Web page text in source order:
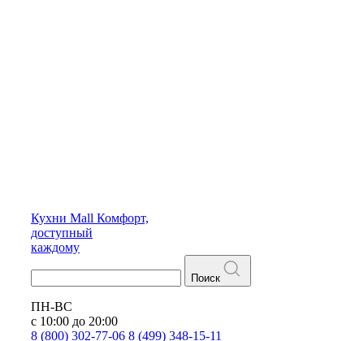
Кухни Mall Комфорт,
доступный
каждому
Поиск
ПН-ВС
с 10:00 до 20:00
8 (800) 302-77-06 8 (499) 348-15-11